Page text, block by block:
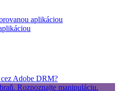
aplikáciou
Adobe DRM?